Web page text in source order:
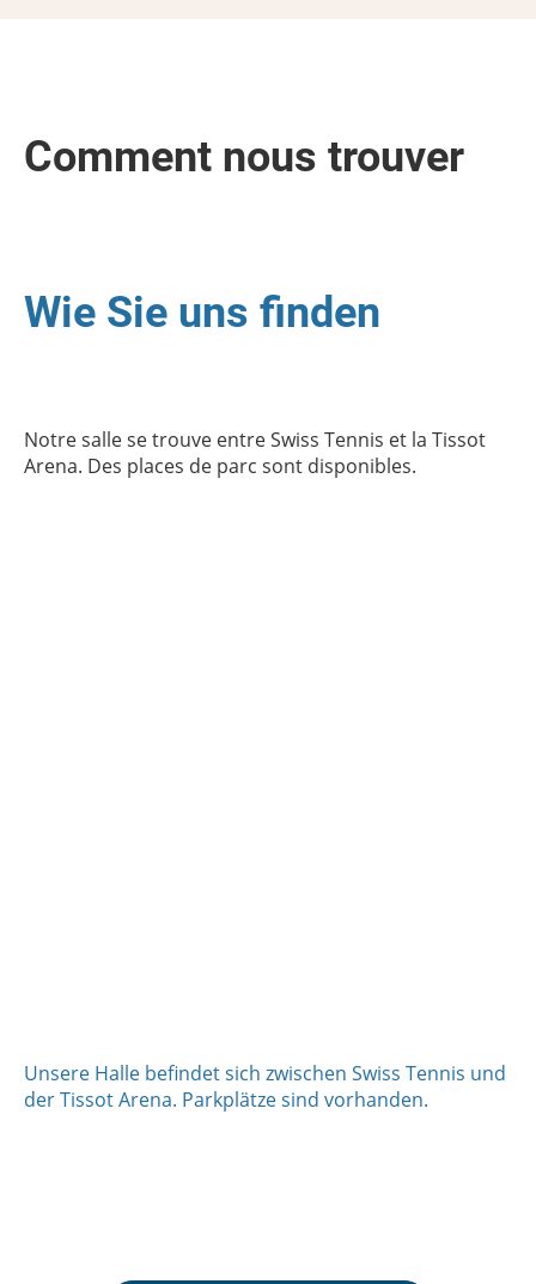
Comment nous trouver
Wie Sie uns finden
Notre salle se trouve entre Swiss Tennis et la Tissot
Arena. Des places de parc sont disponibles.
Unsere Halle befindet sich zwischen Swiss Tennis und
der Tissot Arena. Parkplätze sind vorhanden.